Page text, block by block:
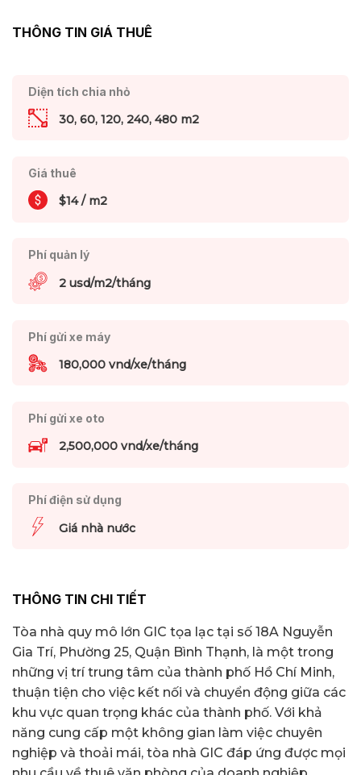
THÔNG TIN GIÁ THUÊ
Diện tích chia nhỏ
30, 60, 120, 240, 480 m2
Giá thuê
$14 / m2
Phí quản lý
2 usd/m2/tháng
Phí gửi xe máy
180,000 vnd/xe/tháng
Phí gửi xe oto
2,500,000 vnd/xe/tháng
Phí điện sử dụng
Giá nhà nước
THÔNG TIN CHI TIẾT
Tòa nhà quy mô lớn GIC tọa lạc tại số 18A Nguyễn
Gia Trí, Phường 25, Quận Bình Thạnh, là một trong
những vị trí trung tâm của thành phố Hồ Chí Minh,
thuận tiện cho việc kết nối và chuyển động giữa các
khu vực quan trọng khác của thành phố. Với khả
năng cung cấp một không gian làm việc chuyên
nghiệp và thoải mái, tòa nhà GIC đáp ứng được mọi